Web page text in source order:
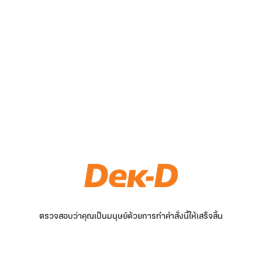
ตรวจสอบว่าคุณเป็นมนุษย์ด้วยการทำคำสั่งนี้ให้เสร็จสิ้น